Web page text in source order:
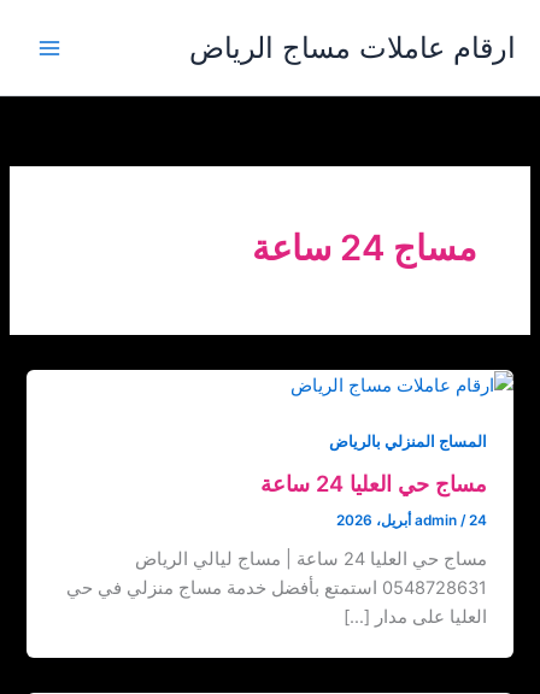
المحتوى
ارقام عاملات مساج الرياض
مساج 24 ساعة
المساج المنزلي بالرياض
مساج حي العليا 24 ساعة
admin /24 أبريل، 2026
مساج حي العليا 24 ساعة | مساج ليالي الرياض
0548728631 استمتع بأفضل خدمة مساج منزلي في حي
العليا على مدار […]